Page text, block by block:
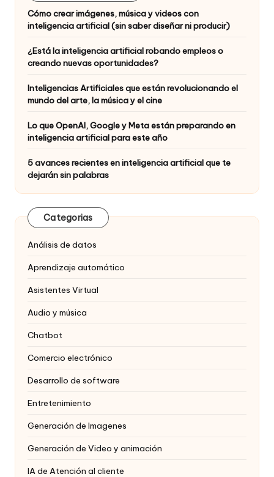
Cómo crear imágenes, música y videos con
inteligencia artificial (sin saber diseñar ni producir)
¿Está la inteligencia artificial robando empleos o
creando nuevas oportunidades?
Inteligencias Artificiales que están revolucionando el
mundo del arte, la música y el cine
Lo que OpenAI, Google y Meta están preparando en
inteligencia artificial para este año
5 avances recientes en inteligencia artificial que te
dejarán sin palabras
Categorias
Análisis de datos
Aprendizaje automático
Asistentes Virtual
Audio y música
Chatbot
Comercio electrónico
Desarrollo de software
Entretenimiento
Generación de Imagenes
Generación de Video y animación
IA de Atención al cliente